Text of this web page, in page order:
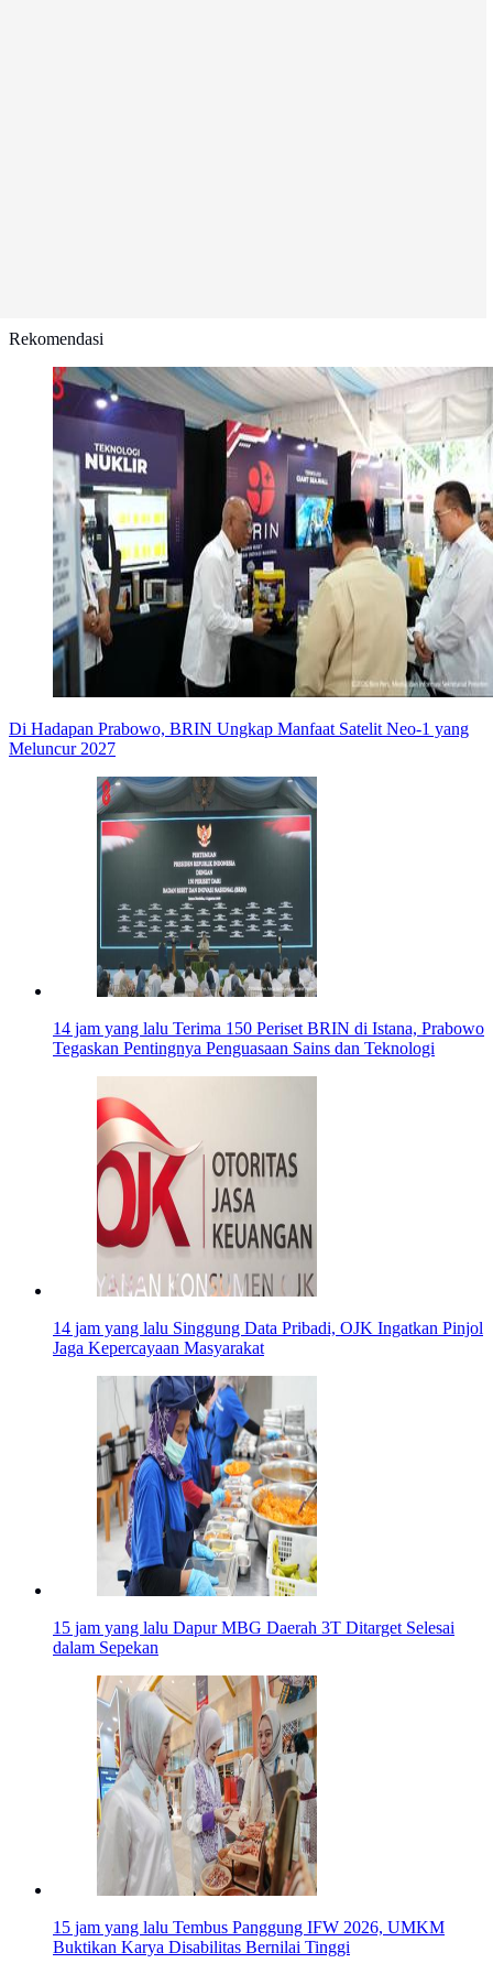
Rekomendasi
Di Hadapan Prabowo, BRIN Ungkap Manfaat Satelit Neo-1 yang
Meluncur 2027
14 jam yang lalu Terima 150 Periset BRIN di Istana, Prabowo
Tegaskan Pentingnya Penguasaan Sains dan Teknologi
14 jam yang lalu Singgung Data Pribadi, OJK Ingatkan Pinjol
Jaga Kepercayaan Masyarakat
15 jam yang lalu Dapur MBG Daerah 3T Ditarget Selesai
dalam Sepekan
15 jam yang lalu Tembus Panggung IFW 2026, UMKM
Buktikan Karya Disabilitas Bernilai Tinggi